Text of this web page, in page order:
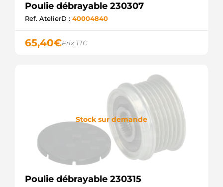
Poulie débrayable 230307
Ref. AtelierD : 40004840
65,40€Prix TTC
Stock sur demande
Poulie débrayable 230315